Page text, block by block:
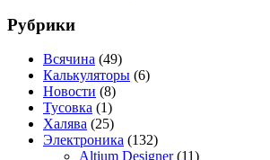
Рубрики
Всячина (49)
Калькуляторы (6)
Новости (8)
Тусовка (1)
Халява (25)
Электроника (132)
Altium Designer(11)